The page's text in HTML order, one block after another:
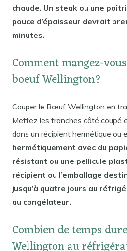
chaude. Un steak ou une
pouce d’épaisseur devrait
minutes.
Comment mangez-
boeuf Wellington?
Couper le Bœuf Wellington en
Mettez les tranches côté coupé
dans un récipient hermétique ou
hermétiquement avec du
résistant ou une pellicule
récipient ou l’emballage
jusqu’à quatre jours au
au congélateur.
Combien de temps
Wellington au